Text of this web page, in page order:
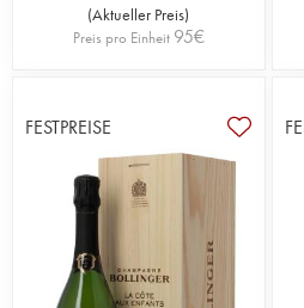
(Aktueller Preis)
Preis pro Einheit 95€
FESTPREISE